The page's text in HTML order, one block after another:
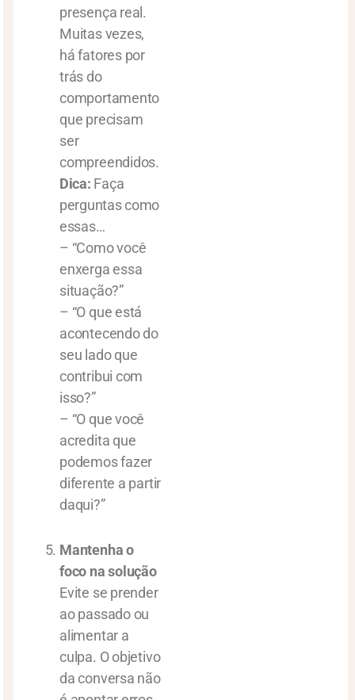
presença real.
Muitas vezes,
há fatores por
trás do
comportamento
que precisam
ser
compreendidos.
Dica: Faça
perguntas como
essas…
– “Como você
enxerga essa
situação?”
– “O que está
acontecendo do
seu lado que
contribui com
isso?”
– “O que você
acredita que
podemos fazer
diferente a partir
daqui?”
Mantenha o
foco na solução
Evite se prender
ao passado ou
alimentar a
culpa. O objetivo
da conversa não